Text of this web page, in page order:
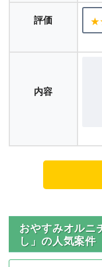
評価
内容
おやすみオルニ
し」の人気案件